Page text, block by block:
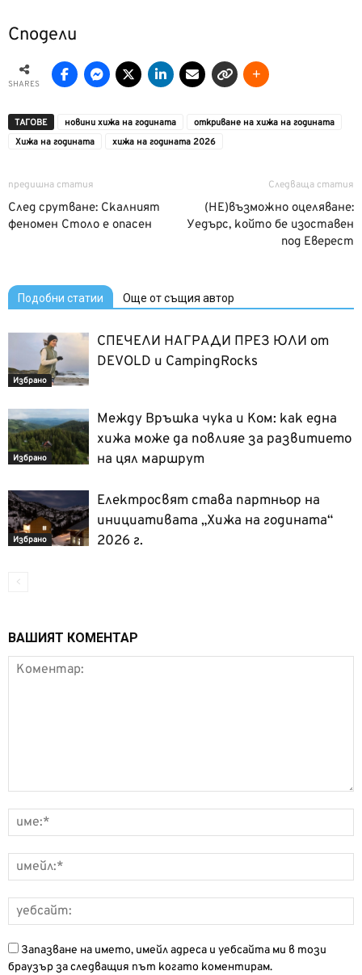
Сподели
SHARES
ТАГОВЕ новини хижа на годината
откриване на хижа на годината
Хижа на годината
хижа на годината 2026
предишна статия
След срутване: Скалният
феномен Столо е опасен
Следваща статия
(НЕ)възможно оцеляване:
Уедърс, който бе изоставен
под Еверест
Подобни статии Още от същия автор
Избрано
СПЕЧЕЛИ НАГРАДИ ПРЕЗ ЮЛИ от
DEVOLD и CampingRocks
Избрано
Между Връшка чука и Ком: как една
хижа може да повлияе за развитието
на цял маршрут
Избрано
Електросвят става партньор на
инициативата „Хижа на годината“
2026 г.
ВАШИЯТ КОМЕНТАР
Запазване на името, имейл адреса и уебсайта ми в този
браузър за следващия път когато коментирам.